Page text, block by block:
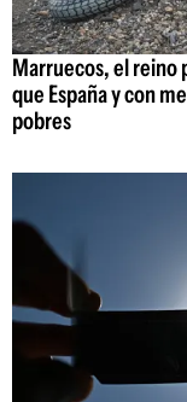
Marruecos, el reino
que España y con
pobres